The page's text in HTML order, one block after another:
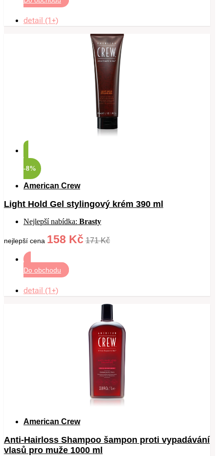
detail (1+)
-8%
American Crew
Light Hold Gel stylingový krém 390 ml
Nejlepší nabídka: Brasty
nejlepší cena 158 Kč 171 Kč
Do obchodu
detail (1+)
American Crew
Anti-Hairloss Shampoo šampon proti vypadávání
vlasů pro muže 1000 ml